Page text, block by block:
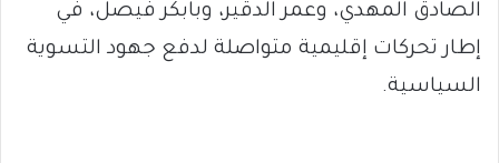
الصادق المهدي، وعمر الدقير، وبابكر فيصل، في
إطار تحركات إقليمية متواصلة لدفع جهود التسوية
السياسية.